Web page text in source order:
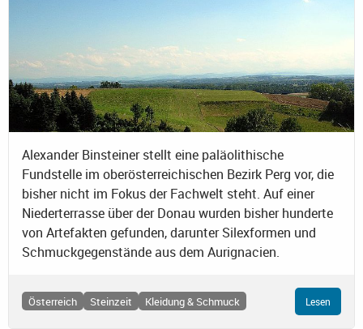
Alexander Binsteiner stellt eine paläolithische
Fundstelle im oberösterreichischen Bezirk Perg vor, die
bisher nicht im Fokus der Fachwelt steht. Auf einer
Niederterrasse über der Donau wurden bisher hunderte
von Artefakten gefunden, darunter Silexformen und
Schmuckgegenstände aus dem Aurignacien.
Österreich Steinzeit Kleidung & Schmuck Lesen